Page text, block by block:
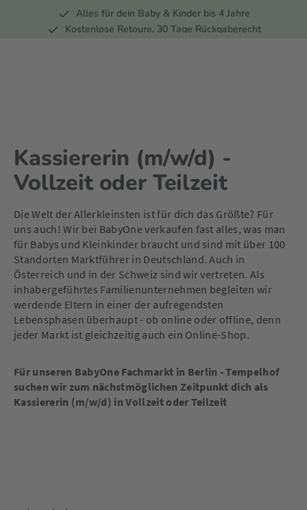
Zur Hauptnavigation springen
Alles für dein Baby & Kinder bis 4 Jahre
Kostenlose Retoure, 30 Tage Rückgaberecht
Kassiererin (m/w/d) -
Vollzeit oder Teilzeit
Die Welt der Allerkleinsten ist für dich das Größte? Für
uns auch! Wir bei BabyOne verkaufen fast alles, was man
für Babys und Kleinkinder braucht und sind mit über 100
Standorten Marktführer in Deutschland. Auch in
Österreich und in der Schweiz sind wir vertreten. Als
inhabergeführtes Familienunternehmen begleiten wir
werdende Eltern in einer der aufregendsten
Lebensphasen überhaupt - ob online oder offline, denn
jeder Markt ist gleichzeitig auch ein Online-Shop.
Für unseren BabyOne Fachmarkt in Berlin - Tempelhof
suchen wir zum nächstmöglichen Zeitpunkt dich als
Kassiererin (m/w/d) in Vollzeit oder Teilzeit